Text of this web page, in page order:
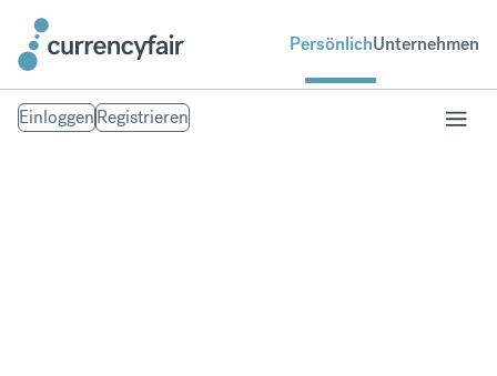
PersönlichUnternehmen
EinloggenRegistrieren